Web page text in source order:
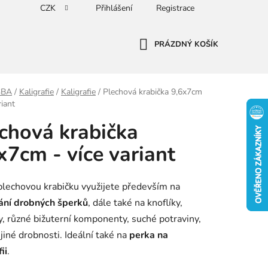
CZK Přihlášení Registrace
NÁKUPNÍ
PRÁZDNÝ KOŠÍK
/ Kaligrafie / Kaligrafie / Plechová krabička 9,6x7cm
krabička
- více variant
krabičku využijete především na
drobných šperků, dále také na knoflíky,
různé bižuterní komponenty, suché potraviny,
drobnosti. Ideální také na perka na
.